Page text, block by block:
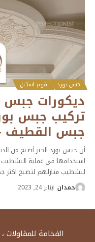
جبس بورد فوم استيل
تركيب جبس
جبس القطيف
أن جبس بورد الخبر أصبح من
استخدامها في عملية التشطيب
لتشطيب منازلهم لتصبح اكثر
حمدان يناير 24, 2023
الفخامة